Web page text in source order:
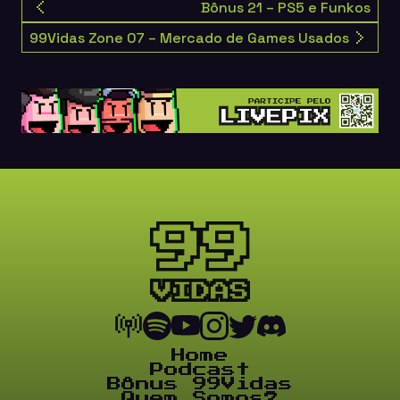
Bônus 21 – PS5 e Funkos
99Vidas Zone 07 – Mercado de Games Usados
Home
Podcast
Bônus 99Vidas